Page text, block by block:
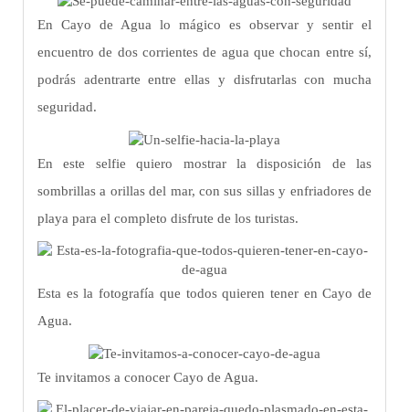
En Cayo de Agua lo mágico es observar y sentir el
encuentro de dos corrientes de agua que chocan entre sí,
podrás adentrarte entre ellas y disfrutarlas con mucha
seguridad.
En este selfie quiero mostrar la disposición de las
sombrillas a orillas del mar, con sus sillas y enfriadores de
playa para el completo disfrute de los turistas.
Esta es la fotografía que todos quieren tener en Cayo de
Agua.
Te invitamos a conocer Cayo de Agua.